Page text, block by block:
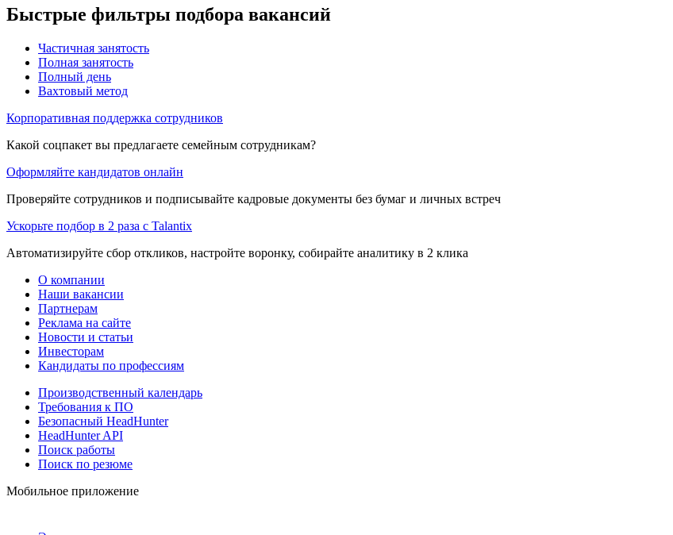
Быстрые фильтры подбора вакансий
Частичная занятость
Полная занятость
Полный день
Вахтовый метод
Корпоративная поддержка сотрудников
Какой соцпакет вы предлагаете семейным сотрудникам?
Оформляйте кандидатов онлайн
Проверяйте сотрудников и подписывайте кадровые документы без бумаг и личных встреч
Ускорьте подбор в 2 раза с Talantix
Автоматизируйте сбор откликов, настройте воронку, собирайте аналитику в 2 клика
О компании
Наши вакансии
Партнерам
Реклама на сайте
Новости и статьи
Инвесторам
Кандидаты по профессиям
Производственный календарь
Требования к ПО
Безопасный HeadHunter
HeadHunter API
Поиск работы
Поиск по резюме
Мобильное приложение